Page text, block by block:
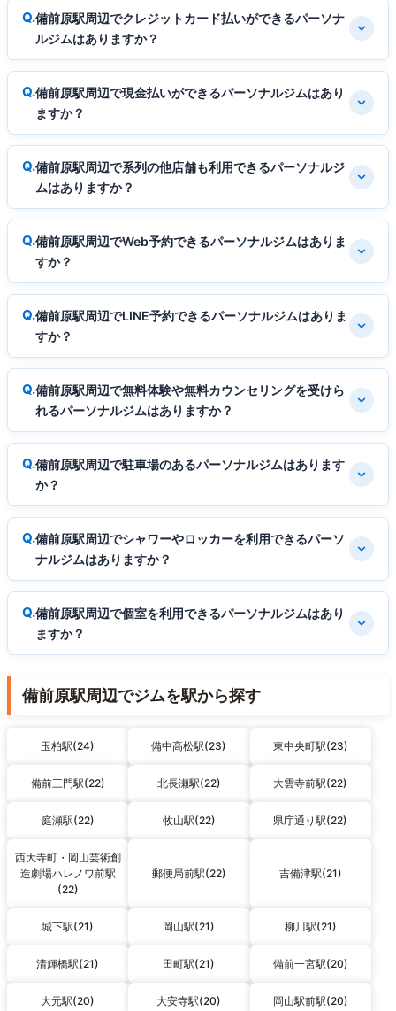
備前原駅周辺でクレジットカード払いができるパーソナ
ルジムはありますか？
備前原駅周辺で現金払いができるパーソナルジムはあり
ますか？
備前原駅周辺で系列の他店舗も利用できるパーソナルジ
ムはありますか？
備前原駅周辺でWeb予約できるパーソナルジムはありま
すか？
備前原駅周辺でLINE予約できるパーソナルジムはありま
すか？
備前原駅周辺で無料体験や無料カウンセリングを受けら
れるパーソナルジムはありますか？
備前原駅周辺で駐車場のあるパーソナルジムはあります
か？
備前原駅周辺でシャワーやロッカーを利用できるパーソ
ナルジムはありますか？
備前原駅周辺で個室を利用できるパーソナルジムはあり
ますか？
備前原駅周辺でジムを駅から探す
玉柏駅(24) 備中高松駅(23) 東中央町駅(23)
備前三門駅(22) 北長瀬駅(22) 大雲寺前駅(22)
庭瀬駅(22) 牧山駅(22) 県庁通り駅(22)
西大寺町・岡山芸術創
造劇場ハレノワ前駅
(22)
郵便局前駅(22) 吉備津駅(21)
城下駅(21) 岡山駅(21) 柳川駅(21)
清輝橋駅(21) 田町駅(21) 備前一宮駅(20)
大元駅(20) 大安寺駅(20) 岡山駅前駅(20)